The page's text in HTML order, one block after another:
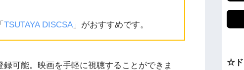
TSUTAYA DISCSA 」がおすすめです。
可能。映画を手軽に視聴することができま ☆ド